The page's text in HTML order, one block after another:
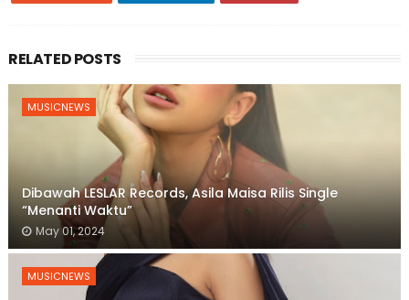
RELATED POSTS
MUSICNEWS
Dibawah LESLAR Records, Asila Maisa Rilis Single
“Menanti Waktu”
May 01, 2024
MUSICNEWS